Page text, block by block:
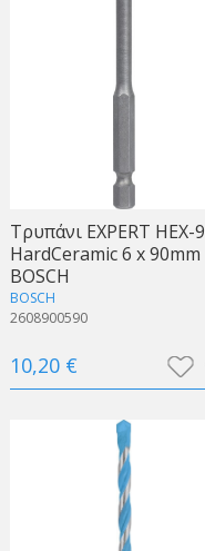
Τρυπάνι EXPERT HEX-9
HardCeramic 6 x 90mm
BOSCH
BOSCH
2608900590
10,20 €